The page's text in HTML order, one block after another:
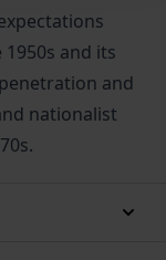
and its
and
nationalist